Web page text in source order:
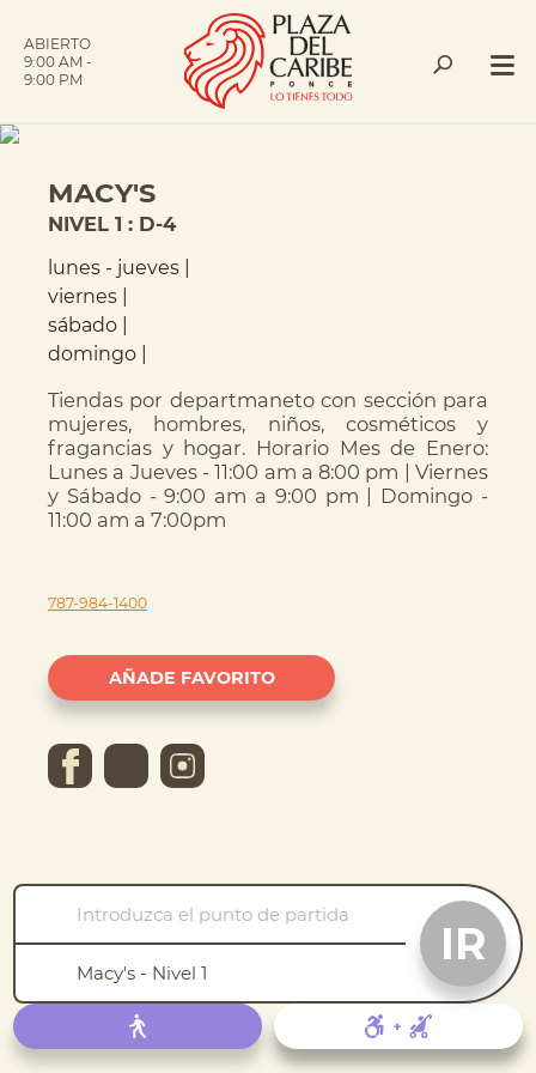
ABIERTO
9:00 AM -
9:00 PM
MACY'S
NIVEL 1 : D-4
lunes - jueves |
viernes |
sábado |
domingo |
Tiendas por departmaneto con sección para
mujeres, hombres, niños, cosméticos y
fragancias y hogar. Horario Mes de Enero:
Lunes a Jueves - 11:00 am a 8:00 pm | Viernes
y Sábado - 9:00 am a 9:00 pm | Domingo -
11:00 am a 7:00pm
787-984-1400
AÑADE FAVORITO
IR